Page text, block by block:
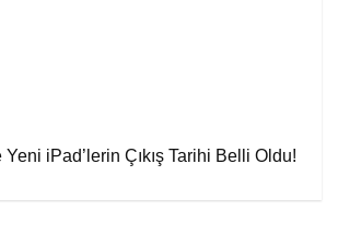
iPad’lerin Çıkış Tarihi Belli Oldu!